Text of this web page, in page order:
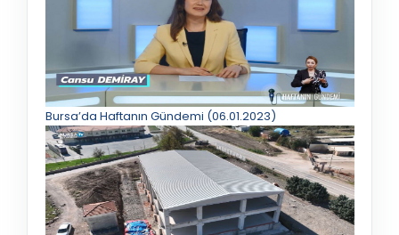
Bursa’da Haftanın Gündemi (06.01.2023)